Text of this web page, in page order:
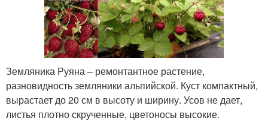
Земляника Руяна – ремонтантное растение,
разновидность земляники альпийской. Куст компактный,
вырастает до 20 см в высоту и ширину. Усов не дает,
листья плотно скрученные, цветоносы высокие.